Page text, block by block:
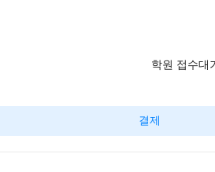
학원 접수대
결제